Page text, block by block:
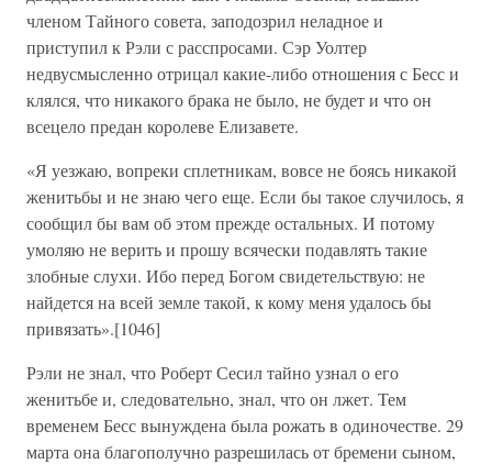
членом Тайного совета, заподозрил неладное и
приступил к Рэли с расспросами. Сэр Уолтер
недвусмысленно отрицал какие-либо отношения с Бесс и
клялся, что никакого брака не было, не будет и что он
всецело предан королеве Елизавете.
«Я уезжаю, вопреки сплетникам, вовсе не боясь никакой
женитьбы и не знаю чего еще. Если бы такое случилось, я
сообщил бы вам об этом прежде остальных. И потому
умоляю не верить и прошу всячески подавлять такие
злобные слухи. Ибо перед Богом свидетельствую: не
найдется на всей земле такой, к кому меня удалось бы
привязать».[1046]
Рэли не знал, что Роберт Сесил тайно узнал о его
женитьбе и, следовательно, знал, что он лжет. Тем
временем Бесс вынуждена была рожать в одиночестве. 29
марта она благополучно разрешилась от бремени сыном,